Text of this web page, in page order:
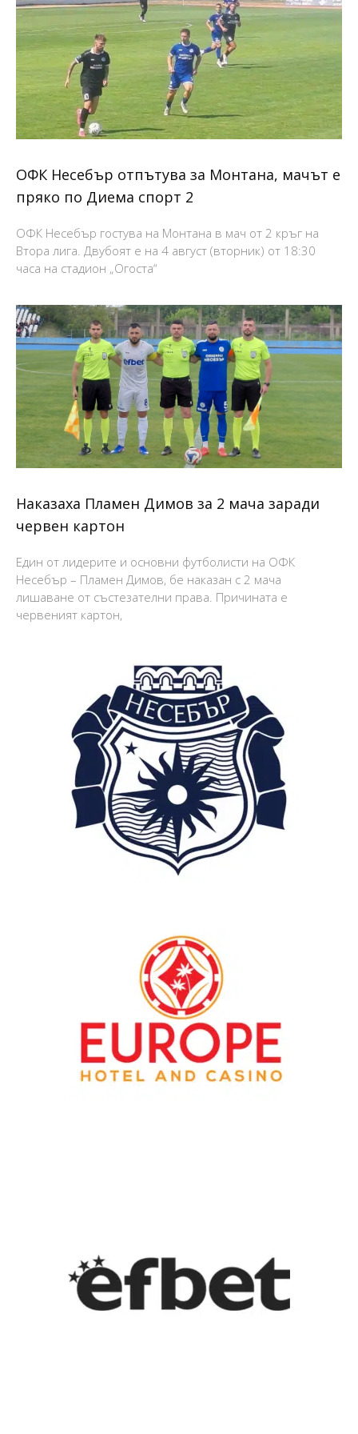
ОФК Несебър отпътува за Монтана, мачът е
пряко по Диема спорт 2
ОФК Несебър гостува на Монтана в мач от 2 кръг на
Втора лига. Двубоят е на 4 август (вторник) от 18:30
часа на стадион „Огоста“
Наказаха Пламен Димов за 2 мача заради
червен картон
Един от лидерите и основни футболисти на ОФК
Несебър – Пламен Димов, бе наказан с 2 мача
лишаване от състезателни права. Причината е
червеният картон,